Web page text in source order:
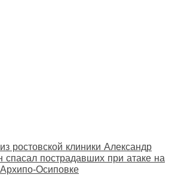
ростовской клиники Александр
пострадавших при атаке на